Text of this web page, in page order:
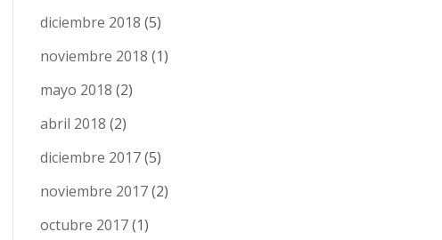
diciembre 2018 (5)
noviembre 2018 (1)
mayo 2018 (2)
abril 2018 (2)
diciembre 2017(5)
noviembre 2017(2)
octubre 2017(1)